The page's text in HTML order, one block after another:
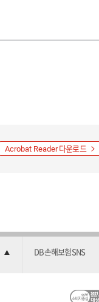
Acrobat Reader다운로드
DB손해보험SNS
C